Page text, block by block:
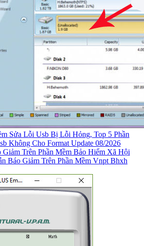
Sửa Lỗi Usb Bị Lỗi Hỏng, Top 5 Phần
Không Cho Format Update 08/2026
Trên Phần Mềm Bảo Hiểm Xã Hội
Báo Giảm Trên Phần Mềm Vnpt Bhxh